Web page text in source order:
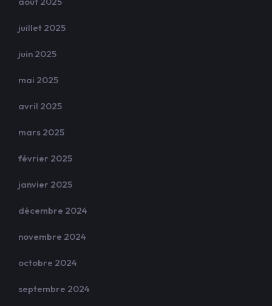
juillet 2025
juin 2025
mai 2025
avril 2025
mars 2025
février 2025
janvier 2025
décembre 2024
novembre 2024
octobre 2024
septembre 2024